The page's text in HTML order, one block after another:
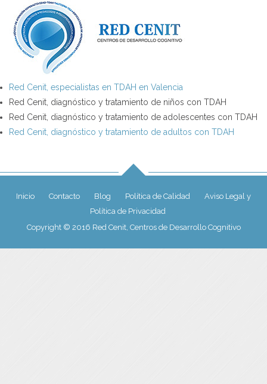
Red Cenit, especialistas en TDAH en Valencia
Red Cenit, diagnóstico y tratamiento de niños con TDAH
Red Cenit, diagnóstico y tratamiento de adolescentes con TDAH
Red Cenit, diagnóstico y tratamiento de adultos con TDAH
Inicio Contacto Blog Política de Calidad
Aviso Legal y
Política de Privacidad
Copyright © 2016 Red Cenit, Centros de Desarrollo Cognitivo